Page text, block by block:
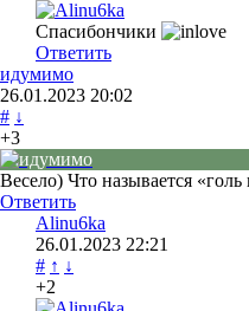
Спасибончики
Ответить
идумимо
26.01.2023 20:02
# ↓
+3
Весело) Что называется
Ответить
Alinu6ka
26.01.2023 22:21
# ↑ ↓
+2